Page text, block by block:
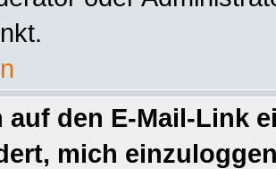
auf den E-Mail-Link
mich